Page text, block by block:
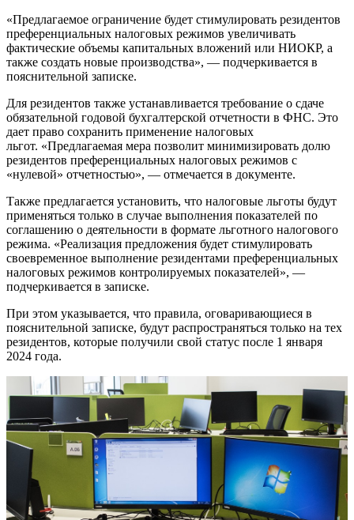
«Предлагаемое ограничение будет стимулировать резидентов
преференциальных налоговых режимов увеличивать
фактические объемы капитальных вложений или НИОКР, а
также создать новые производства», — подчеркивается в
пояснительной записке.
Для резидентов также устанавливается требование о сдаче
обязательной годовой бухгалтерской отчетности в ФНС. Это
дает право сохранить применение налоговых
льгот. «Предлагаемая мера позволит минимизировать долю
резидентов преференциальных налоговых режимов с
«нулевой» отчетностью», — отмечается в документе.
Также предлагается установить, что налоговые льготы будут
применяться только в случае выполнения показателей по
соглашению о деятельности в формате льготного налогового
режима. «Реализация предложения будет стимулировать
своевременное выполнение резидентами преференциальных
налоговых режимов контролируемых показателей», —
подчеркивается в записке.
При этом указывается, что правила, оговаривающиеся в
пояснительной записке, будут распространяться только на тех
резидентов, которые получили свой статус после 1 января
2024 года.